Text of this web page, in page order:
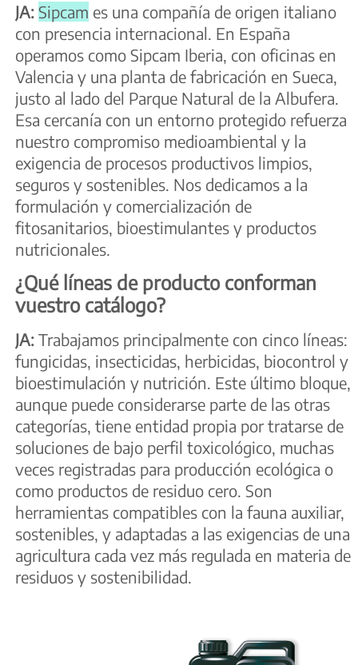
JA: Sipcam es una compañía de origen italiano
con presencia internacional. En España
operamos como Sipcam Iberia, con oficinas en
Valencia y una planta de fabricación en Sueca,
justo al lado del Parque Natural de la Albufera.
Esa cercanía con un entorno protegido refuerza
nuestro compromiso medioambiental y la
exigencia de procesos productivos limpios,
seguros y sostenibles. Nos dedicamos a la
formulación y comercialización de
fitosanitarios, bioestimulantes y productos
nutricionales.
¿Qué líneas de producto conforman
vuestro catálogo?
JA: Trabajamos principalmente con cinco líneas:
fungicidas, insecticidas, herbicidas, biocontrol y
bioestimulación y nutrición. Este último bloque,
aunque puede considerarse parte de las otras
categorías, tiene entidad propia por tratarse de
soluciones de bajo perfil toxicológico, muchas
veces registradas para producción ecológica o
como productos de residuo cero. Son
herramientas compatibles con la fauna auxiliar,
sostenibles, y adaptadas a las exigencias de una
agricultura cada vez más regulada en materia de
residuos y sostenibilidad.